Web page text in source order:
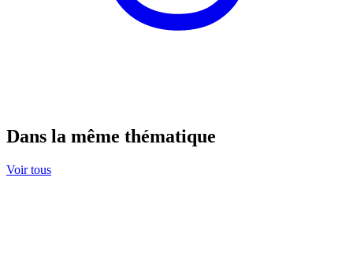
Dans la même thématique
Voir tous